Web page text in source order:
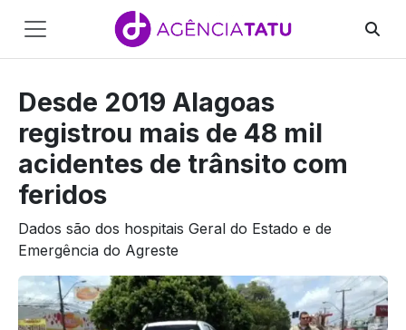
Pular para o conteúdo
Main
Navigation
Desde 2019 Alagoas
registrou mais de 48 mil
acidentes de trânsito com
feridos
Dados são dos hospitais Geral do Estado e de
Emergência do Agreste